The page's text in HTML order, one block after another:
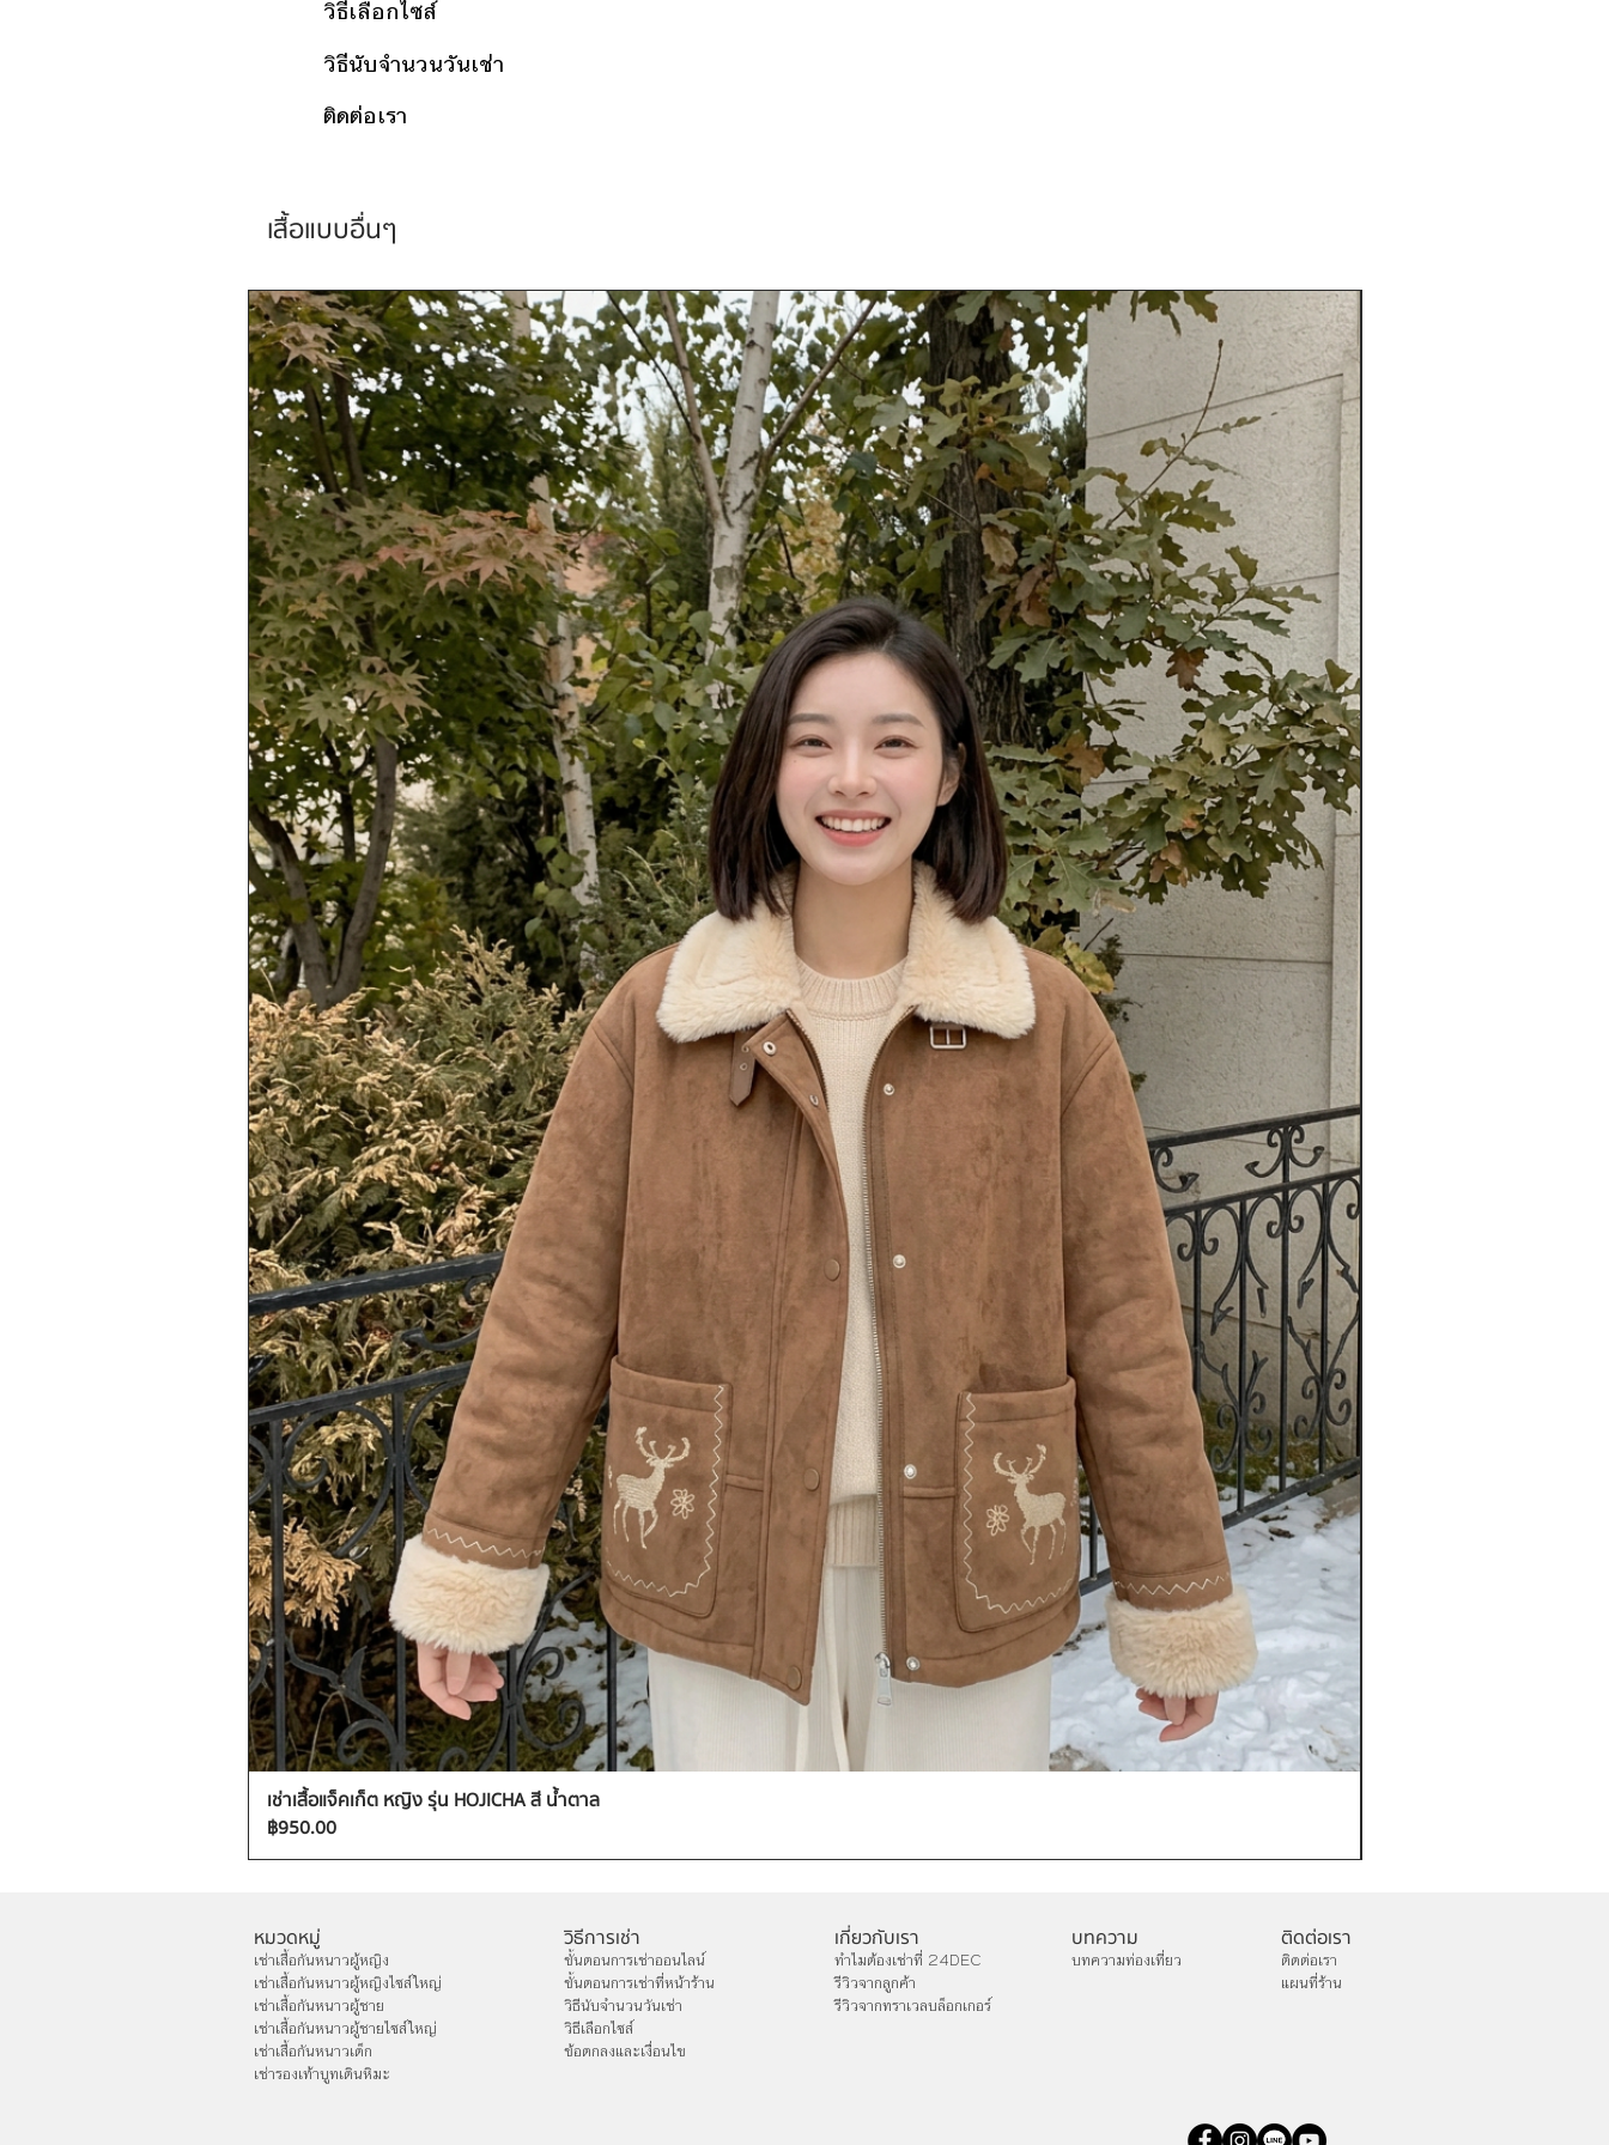
วิธีเลือกไซส์
วิธีนับจำนวนวันเช่า
ติดต่อเรา
เสื้อแบบอื่นๆ
เช่าเสื้อแจ็คเก็ต หญิง รุ่น HOJICHA สี น้ำตาล
ราคา
฿950.00
หมวดหมู่
เช่าเสื้อกันหนาวผู้หญิง
เช่าเสื้อกันหนาวผู้หญิงไซส์ใหญ่
เช่าเสื้อกันหนาวผู้ชาย
เช่าเสื้อกันหนาวผู้ชายไซส์ใหญ่
เช่าเสื้อกันหนาวเด็ก
เช่ารองเท้าบูทเดินหิมะ
วิธีการเช่า
ขั้นตอนการเช่าออนไลน์
ขั้นตอนการเช่าที่หน้าร้าน
วิธีนับจำนวนวันเช่า
วิธีเลือกไซส์
ข้อตกลงและเงื่อนไข
เกี่ยวกับเรา
ทำไมต้องเช่าที่ 24DEC
รีวิวจากลูกค้า
รีวิวจากทราเวลบล็อกเกอร์
บทความ
บทความท่องเที่ยว
ติดต่อเรา
ติดต่อเรา
แผนที่ร้าน